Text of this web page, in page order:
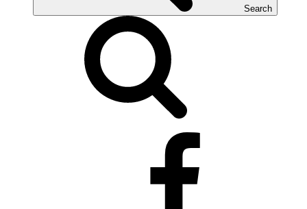
Search